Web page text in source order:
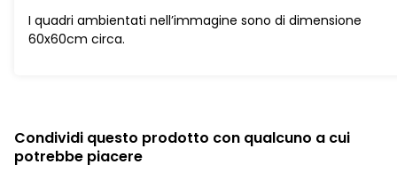
I quadri ambientati nell’immagine sono di dimensione
60x60cm circa.
Condividi questo prodotto con qualcuno a cui
potrebbe piacere